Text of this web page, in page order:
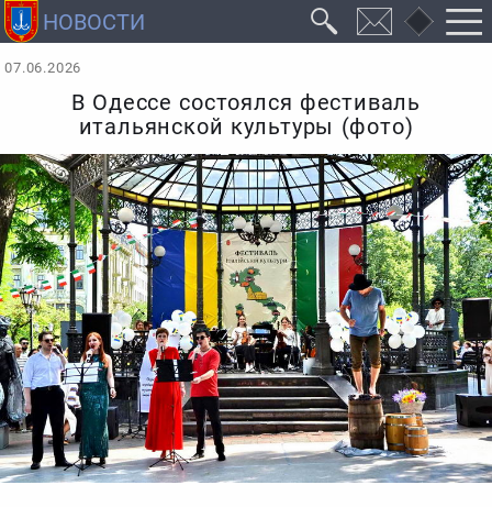
07.06.2026
В Одессе состоялся фестиваль
итальянской культуры (фото)